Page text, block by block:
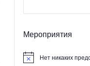
Мероприятия
Нет никаких